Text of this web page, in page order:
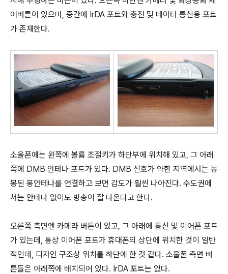
어버튼이 있으며, 중간에 IrDA 포트와 충전 및 데이터 통신용 포트
가 존재한다.
소울폰에는 왼쪽에 볼륨 조절키가 하단부에 위치해 있고, 그 아래
쪽에 DMB 안테나 포트가 있다. DMB 신호가 약한 지역에서는 동
봉된 봉안테나를 연결하고 보면 감도가 훨씬 나아진다. 수도권에
서는 안테나 없이도 방송이 잘 나온다고 한다.
오른쪽 측면엔 카메라 버튼이 있고, 그 아래에 통신 및 이어폰 포트
가 있는데, 통상 이어폰 포트가 휴대폰의 상단에 위치한 것이 일반
적인데, 디자인 구조상 위치를 하단에 한 것 같다. 소울폰 측면 버
튼들은 아래쪽에 배치되어 있다. IrDA 포트는 없다.